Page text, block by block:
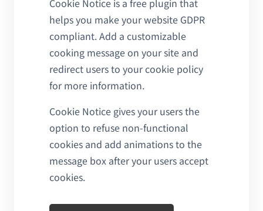
helps you make your website GDPR
compliant. Add a customizable
cooking message on your site and
redirect users to your cookie policy
for more information.
Cookie Notice gives your users the
option to refuse non-functional
cookies and add animations to the
message box after your users accept
cookies.